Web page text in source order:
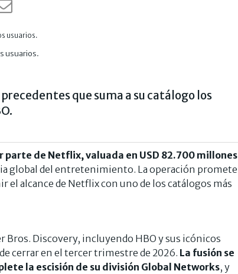
usuarios.
que suma a su catálogo los
parte de Netflix, valuada en USD 82.700 millones
global del entretenimiento. La operación promete
el alcance de Netflix con uno de los catálogos más
Discovery, incluyendo HBO y sus icónicos
cerrar en el tercer trimestre de 2026. La fusión se
la escisión de su división Global Networks, y